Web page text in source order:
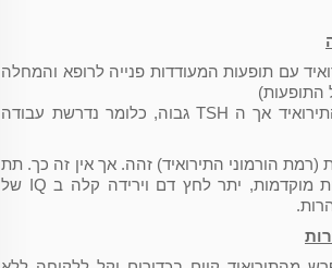
עם תופעות המעודדות פנייה לרופא והמחלה
התופעות)
תת פעילות סמויה מאופיינת ברמה תקינה של הורמוני התירואיד אך ה TSH גבוה, כלומר נדרשת עבודה
הורמוני התירואיד) זהה. אך אין זה כך. תת
פעילות סמויה בהריון מעלה את השכיחות להפלות, לידות מוקדמות, יתר לחץ דם וירידה קלה ב IQ של